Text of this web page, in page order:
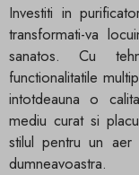
Investiti in
transformati-va
sanatos. Cu
functionalitatile
intotdeauna o
mediu curat si
stilul pentru un
dumneavoastra.